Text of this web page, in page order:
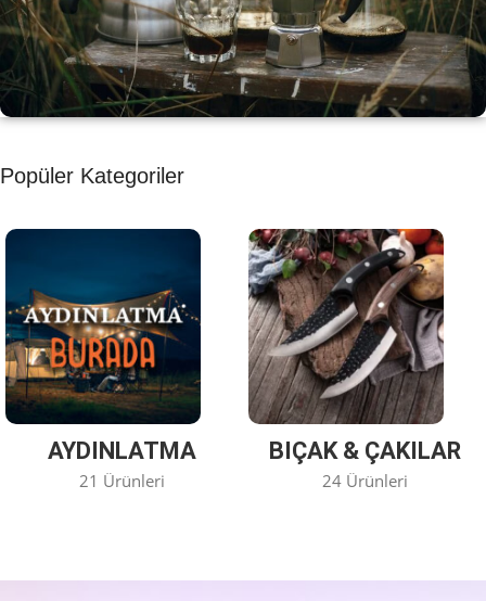
KAHVE KEYFİ
Kahvemizi Denediniz mi ?
Keşfet
Popüler Kategoriler
AYDINLATMA
21 Ürünleri
BIÇAK & ÇAKILAR
24 Ürünleri